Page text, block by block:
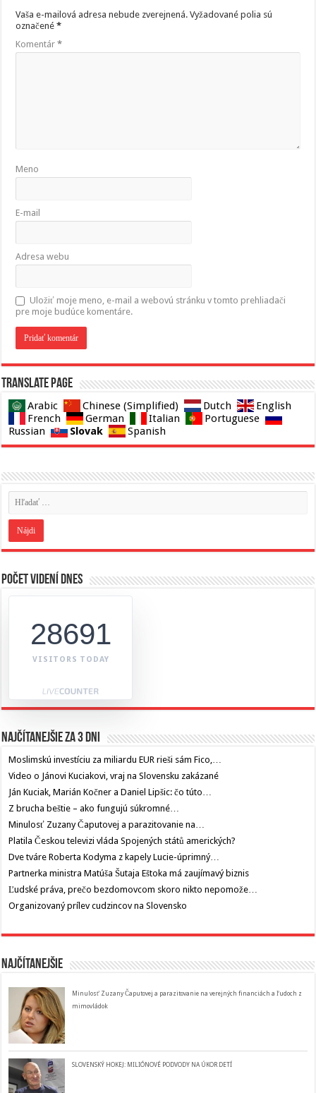
Vaša e-mailová adresa nebude zverejnená. Vyžadované polia sú
označené*
Komentár*
Meno
E-mail
Adresa webu
Uložiť moje meno, e-mail a webovú stránku v tomto prehliadači
pre moje budúce komentáre.
Translate page
Arabic Chinese (Simplified) Dutch
English
French
German Italian
Portuguese
Russian
Slovak Spanish
Počet videní dnes
28691
VISITORS TODAY
Najčítanejšie za 3 dni
Moslimskú investíciu za miliardu EUR rieši sám Fico,…
Video o Jánovi Kuciakovi, vraj na Slovensku zakázané
Ján Kuciak, Marián Kočner a Daniel Lipšic: čo túto…
Z brucha beštie – ako fungujú súkromné…
Minulosť Zuzany Čaputovej a parazitovanie na…
Platila Českou televizi vláda Spojených států amerických?
Dve tváre Roberta Kodyma z kapely Lucie-úprimný…
Partnerka ministra Matúša Šutaja Eštoka má zaujímavý biznis
Ľudské práva, prečo bezdomovcom skoro nikto nepomože…
Organizovaný prílev cudzincov na Slovensko
Najčítanejšie
Minulosť Zuzany Čaputovej a parazitovanie na verejných financiách a ľudoch z
mimovládok
SLOVENSKÝ HOKEJ: MILIÓNOVÉ PODVODY NA ÚKOR DETÍ